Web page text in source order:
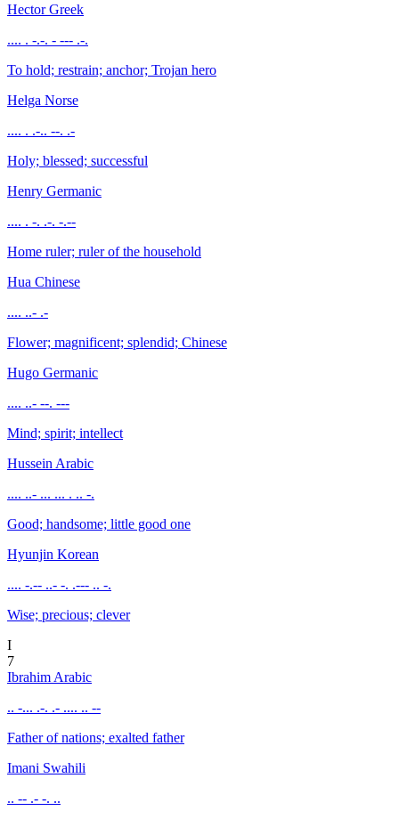
HectorGreek
.... . -.-. - --- .-.
To hold; restrain; anchor; Trojan hero
Helga Norse
.... . .-.. --. .-
Holy; blessed; successful
Henry Germanic
.... . -. .-. -.--
Home ruler; ruler of the household
Hua Chinese
.... ..- .-
Flower; magnificent; splendid; Chinese
Hugo Germanic
.... ..- --. ---
Mind; spirit; intellect
Hussein Arabic
.... ..- ... ... . .. -.
Good; handsome; little good one
Hyunjin Korean
.... -.-- ..- -. .--- .. -.
Wise; precious; clever
I
7
Ibrahim Arabic
.. -... .-. .- .... .. --
Father of nations; exalted father
Imani Swahili
.. -- .- -. ..